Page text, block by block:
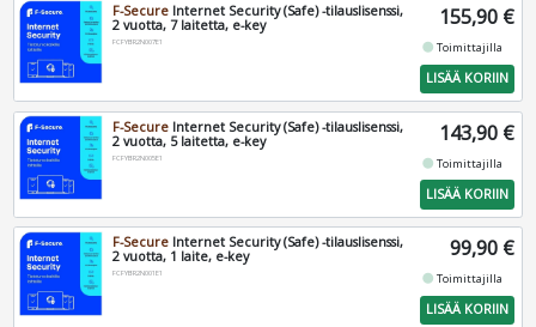
F-Secure Internet Security (Safe) -tilauslisenssi,
2 vuotta, 7 laitetta, e-key
FCFYBR2N007E1
155,90 €
fiber_manual_recordToimittajilla
LISÄÄ KORIIN
F-Secure Internet Security (Safe) -tilauslisenssi,
2 vuotta, 5 laitetta, e-key
FCFYBR2N005E1
143,90 €
fiber_manual_recordToimittajilla
LISÄÄ KORIIN
F-Secure Internet Security (Safe) -tilauslisenssi,
2 vuotta, 1 laite, e-key
FCFYBR2N001E1
99,90 €
fiber_manual_recordToimittajilla
LISÄÄ KORIIN